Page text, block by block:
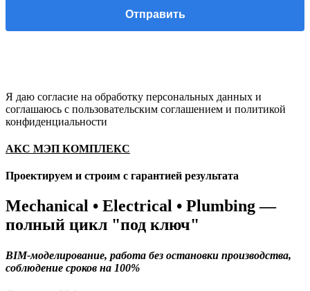
Я даю согласие на обработку персональных данных и
соглашаюсь с пользовательским соглашением и политикой
конфиденциальности
АКС МЭП КОМПЛЕКС
Проектируем и строим с гарантией результата
Mechanical • Electrical • Plumbing —
полный цикл "под ключ"
BIM-моделирование, работа без остановки производства,
соблюдение сроков на 100%